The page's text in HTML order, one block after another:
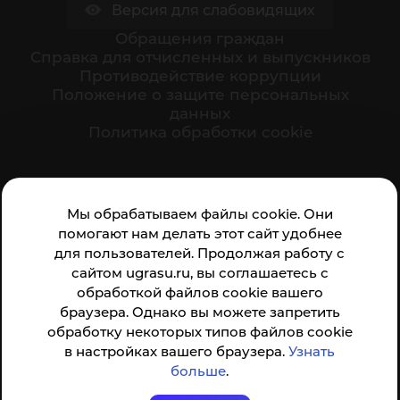
Мы обрабатываем файлы cookie. Они
помогают нам делать этот сайт удобнее
для пользователей. Продолжая работу с
сайтом ugrasu.ru, вы соглашаетесь с
обработкой файлов cookie вашего
браузера. Однако вы можете запретить
обработку некоторых типов файлов cookie
в настройках вашего браузера.Узнать
больше.
организации:
Анкета доступна по QR-коду, а так же по прямой
ссылке